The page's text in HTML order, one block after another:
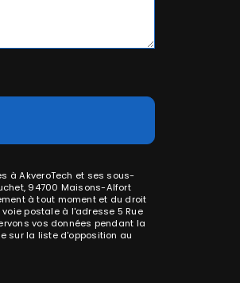
à AkveroTech et ses sous-
94700 Maisons-Alfort
à tout moment et du droit
postale à l'adresse 5 Rue
vos données pendant la
sur la liste d'opposition au